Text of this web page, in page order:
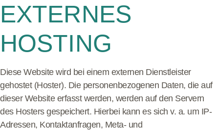
EXTERNES
HOSTING
Diese Website wird bei einem externen Dienstleister
gehostet (Hoster). Die personenbezogenen Daten, die auf
dieser Website erfasst werden, werden auf den Servern
des Hosters gespeichert. Hierbei kann es sich v. a. um IP-
Adressen, Kontaktanfragen, Meta- und